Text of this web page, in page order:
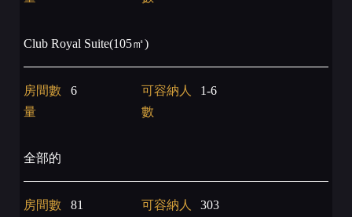
Club Royal Suite(105㎡)
房間數
量
6
可容納人
數
1-6
全部的
房間數
81
可容納人
303